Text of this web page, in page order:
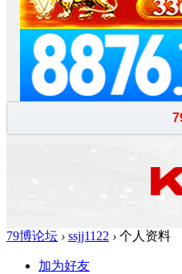
79博论坛 › ssjj1122 › 个人资料
加为好友